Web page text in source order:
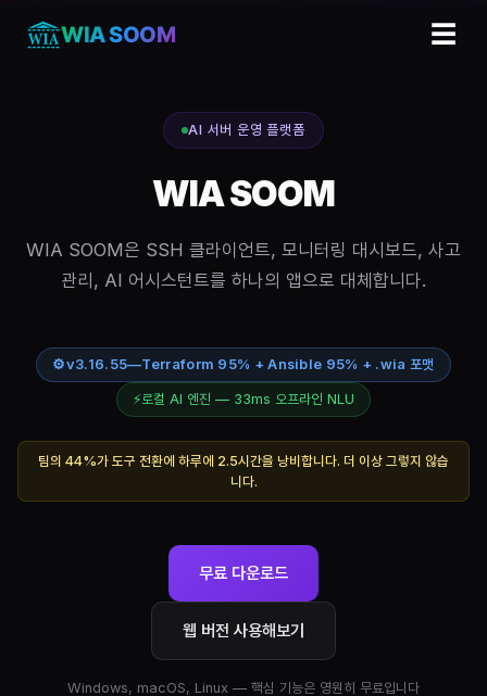
WIA SOOM ☰
AI 서버 운영 플랫폼
WIA SOOM
WIA SOOM은 SSH 클라이언트, 모니터링 대시보드, 사고
관리, AI 어시스턴트를 하나의 앱으로 대체합니다.
⚙v3.16.55—Terraform 95% + Ansible 95% + .wia 포맷
⚡로컬 AI 엔진 — 33ms 오프라인 NLU
팀의 44%가 도구 전환에 하루에 2.5시간을 낭비합니다. 더 이상 그렇지 않습
니다.
무료 다운로드
웹 버전 사용해보기
Windows, macOS, Linux — 핵심 기능은 영원히 무료입니다